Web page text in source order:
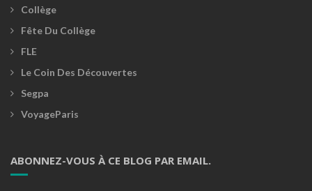
Collège
Fête Du Collège
FLE
Le Coin Des Découvertes
Segpa
VoyageParis
ABONNEZ-VOUS À CE BLOG PAR EMAIL.